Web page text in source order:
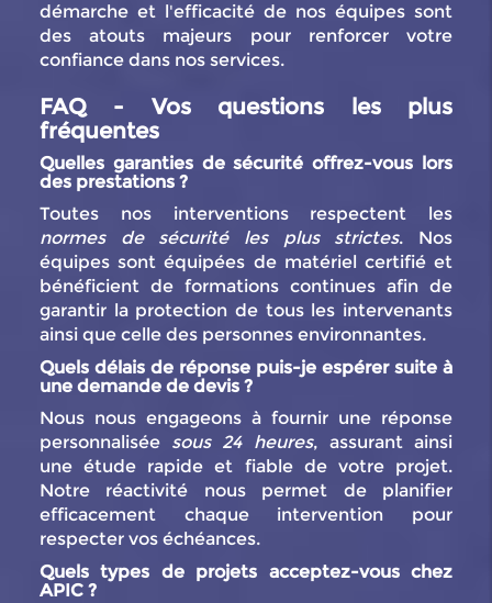
démarche et l'efficacité de nos équipes sont
des atouts majeurs pour renforcer votre
confiance dans nos services.
FAQ - Vos questions les plus
fréquentes
Quelles garanties de sécurité offrez-vous lors
des prestations ?
Toutes nos interventions respectent les
normes de sécurité les plus strictes. Nos
équipes sont équipées de matériel certifié et
bénéficient de formations continues afin de
garantir la protection de tous les intervenants
ainsi que celle des personnes environnantes.
Quels délais de réponse puis-je espérer suite à
une demande de devis ?
Nous nous engageons à fournir une réponse
personnalisée sous 24 heures, assurant ainsi
une étude rapide et fiable de votre projet.
Notre réactivité nous permet de planifier
efficacement chaque intervention pour
respecter vos échéances.
Quels types de projets acceptez-vous chez
APIC ?